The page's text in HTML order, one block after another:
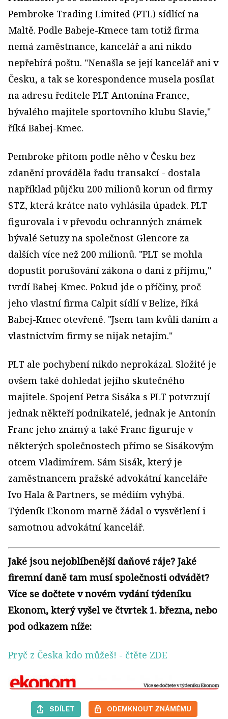
Pembroke Trading Limited (PTL) sídlící na
Maltě. Podle Babeje-Kmece tam totiž firma
nemá zaměstnance, kancelář a ani nikdo
nepřebírá poštu. "Nenašla se její kancelář ani v
Česku, a tak se korespondence musela posílat
na adresu ředitele PLT Antonína France,
bývalého majitele sportovního klubu Slavie,"
říká Babej-Kmec.
Pembroke přitom podle něho v Česku bez
zdanění prováděla řadu transakcí - dostala
například půjčku 200 milionů korun od firmy
STZ, která krátce nato vyhlásila úpadek. PLT
figurovala i v převodu ochranných známek
bývalé Setuzy na společnost Glencore za
dalších více než 200 milionů. "PLT se mohla
dopustit porušování zákona o dani z příjmu,"
tvrdí Babej-Kmec. Pokud jde o příčiny, proč
jeho vlastní firma Calpit sídlí v Belize, říká
Babej-Kmec otevřeně. "Jsem tam kvůli daním a
vlastnictvím firmy se nijak netajím."
PLT ale pochybení nikdo neprokázal. Složité je
ovšem také dohledat jejího skutečného
majitele. Spojení Petra Sisáka s PLT potvrzují
jednak někteří podnikatelé, jednak je Antonín
Franc jeho známý a také Franc figuruje v
některých společnostech přímo se Sisákovým
otcem Vladimírem. Sám Sisák, který je
zaměstnancem pražské advokátní kanceláře
Ivo Hala & Partners, se médiím vyhýbá.
Týdeník Ekonom marně žádal o vysvětlení i
samotnou advokátní kancelář.
Jaké jsou nejoblíbenější daňové ráje? Jaké
firemní daně tam musí společnosti odvádět?
Více se dočtete v novém vydání týdeníku
Ekonom, který vyšel ve čtvrtek 1. března, nebo
pod odkazem níže:
Pryč z Česka kdo můžeš! - čtěte ZDE
SDÍLET ODEMKNOUT ZNÁMÉMU